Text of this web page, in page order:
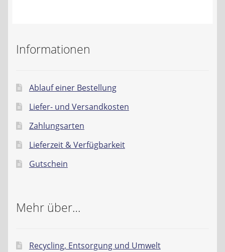
Informationen
Ablauf einer Bestellung
Liefer- und Versandkosten
Zahlungsarten
Lieferzeit & Verfügbarkeit
Gutschein
Mehr über…
Recycling, Entsorgung und Umwelt